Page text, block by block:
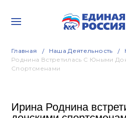
Главная Наша Деятельность
Роднина Встретилась С Юными
Спортсменами
Ирина Роднина